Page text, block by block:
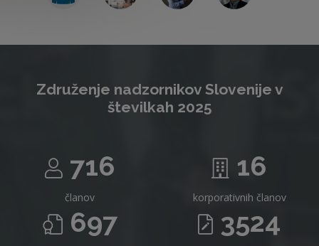
Združenje nadzornikov Slovenije v
številkah 2025
716
članov
16
korporativnih članov
697 3524